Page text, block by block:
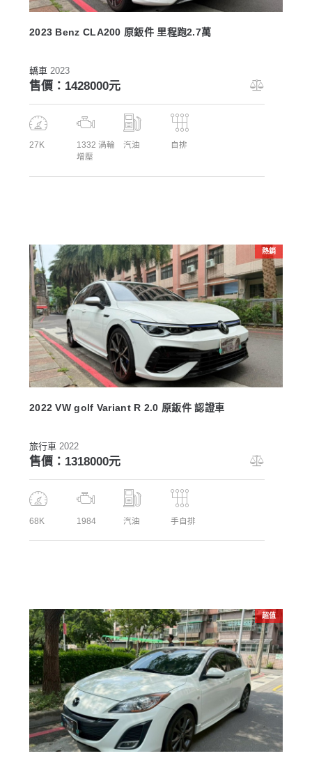
2023 Benz CLA200 原鈑件 里程跑2.7萬
轎車 2023
售價：1428000元
27K
1332 渦輪
增壓
汽油 自排
熱銷
2022 VW golf Variant R 2.0 原鈑件 認證車
旅行車 2022
售價：1318000元
68K 1984 汽油 手自排
超值